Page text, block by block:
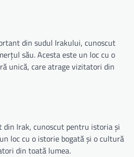
din sudul Irakului, cunoscut
său. Acesta este un loc cu o
unică, care atrage vizitatori din
din Irak, cunoscut pentru istoria și
loc cu o istorie bogată și o cultură
din toată lumea.